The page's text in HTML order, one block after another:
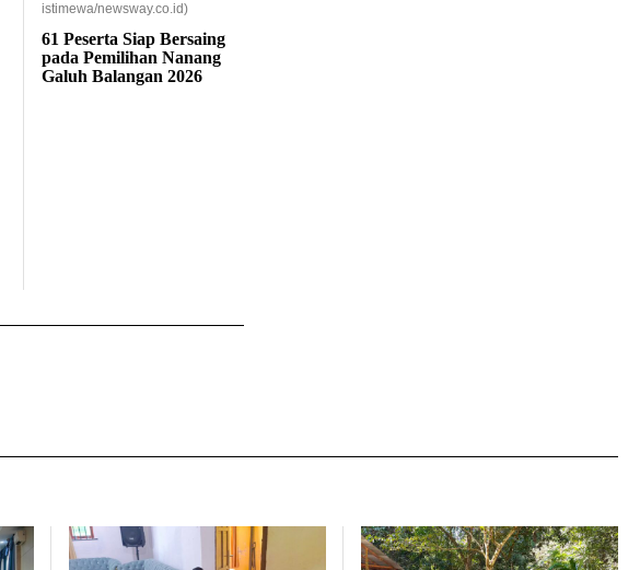
istimewa/newsway.co.id)
61 Peserta Siap Bersaing
pada Pemilihan Nanang
Galuh Balangan 2026